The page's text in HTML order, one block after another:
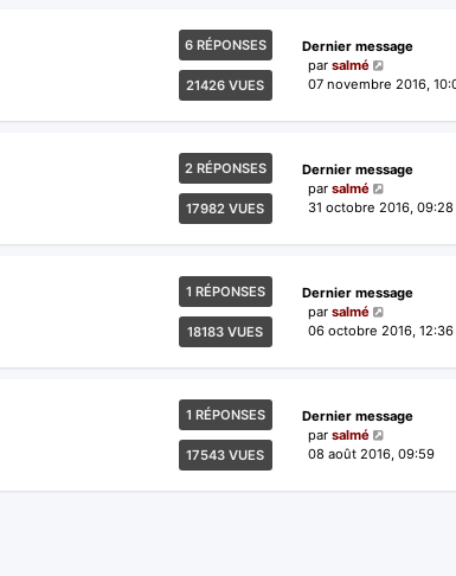
6 RÉPONSES
21426 VUES
Dernier message
par salmé
07 novembre 2016,
2 RÉPONSES
17982 VUES
Dernier message
par salmé
31 octobre 2016, 09:28
1 RÉPONSES
18183 VUES
Dernier message
par salmé
06 octobre 2016, 12:36
1 RÉPONSES
17543 VUES
Dernier message
par salmé
08 août 2016, 09:59